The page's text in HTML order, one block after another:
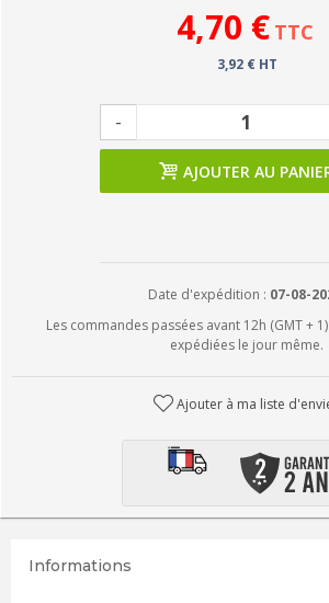
4,70 € TTC
3,92 € HT
-
AJOUTER AU
Date d'expédition : 07-08-
Les commandes passées avant 12h (GMT +
expédiées le jour même.
Ajouter à ma liste
Informations